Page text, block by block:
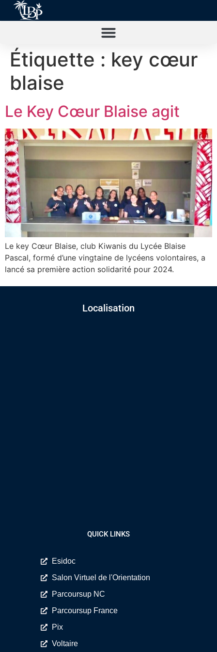
Étiquette : key cœur
blaise
Le Key Cœur Blaise agit
Le key Cœur Blaise, club Kiwanis du Lycée Blaise
Pascal, formé d’une vingtaine de lycéens volontaires, a
lancé sa première action solidarité pour 2024.
Localisation
QUICK LINKS
Esidoc
Salon Virtuel de l'Orientation
Parcoursup NC
Parcoursup France
Pix
Voltaire